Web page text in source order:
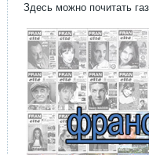
Здесь можно почитать